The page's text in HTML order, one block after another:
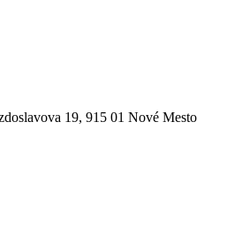
19, 915 01 Nové Mesto